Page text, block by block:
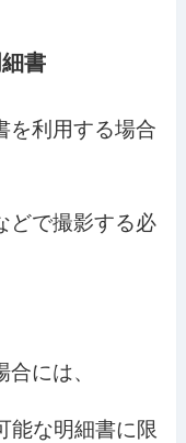
書
を利用する場合
どで撮影する必
には、
能な明細書に限